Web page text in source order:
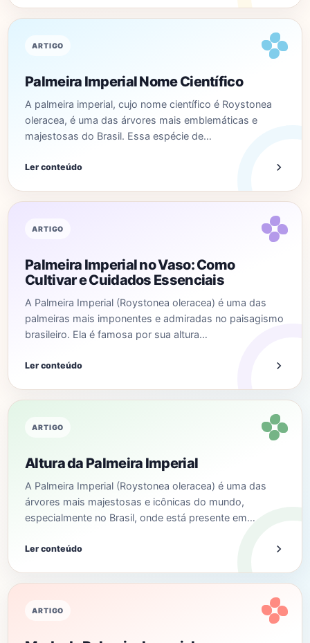
ARTIGO
Palmeira Imperial Nome Científico
A palmeira imperial, cujo nome científico é Roystonea
oleracea, é uma das árvores mais emblemáticas e
majestosas do Brasil. Essa espécie de…
Ler conteúdo
ARTIGO
Palmeira Imperial no Vaso: Como
Cultivar e Cuidados Essenciais
A Palmeira Imperial (Roystonea oleracea) é uma das
palmeiras mais imponentes e admiradas no paisagismo
brasileiro. Ela é famosa por sua altura…
Ler conteúdo
ARTIGO
Altura da Palmeira Imperial
A Palmeira Imperial (Roystonea oleracea) é uma das
árvores mais majestosas e icônicas do mundo,
especialmente no Brasil, onde está presente em…
Ler conteúdo
ARTIGO